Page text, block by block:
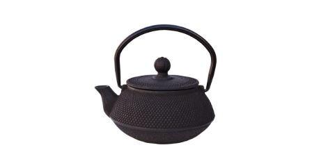
Bildergalerie überspringen